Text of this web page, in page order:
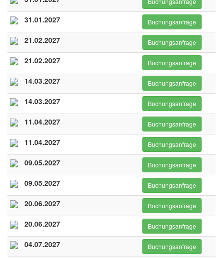
31.01.2027 Buchungsanfrage
21.02.2027 Buchungsanfrage
21.02.2027 Buchungsanfrage
14.03.2027 Buchungsanfrage
14.03.2027 Buchungsanfrage
11.04.2027 Buchungsanfrage
11.04.2027 Buchungsanfrage
09.05.2027 Buchungsanfrage
09.05.2027 Buchungsanfrage
20.06.2027 Buchungsanfrage
20.06.2027 Buchungsanfrage
04.07.2027 Buchungsanfrage